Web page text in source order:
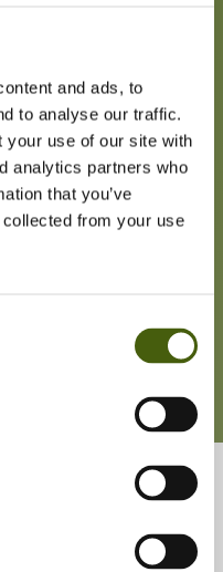
and ads, to
to analyse our traffic.
your use of our site with
analytics partners who
that you’ve
from your use
af de vigtigste
opnået et indgående
at lede og støtte personlige